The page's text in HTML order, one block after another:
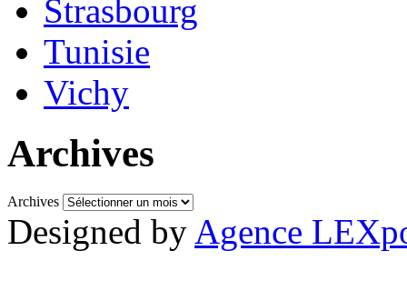
Strasbourg
Tunisie
Vichy
Archives
Archives
Designed by Agence